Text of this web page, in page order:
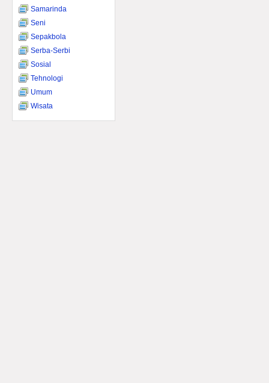
Samarinda
Seni
Sepakbola
Serba-Serbi
Sosial
Tehnologi
Umum
Wisata